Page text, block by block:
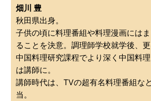
畑川 豊
秋田県出身。
子供の頃に料理番組や料理漫画には
ることを決意。調理師学校就学後、更
中国料理研究課程でより深く中国料
は講師に。
講師時代は、TVの超有名料理番組な
当。